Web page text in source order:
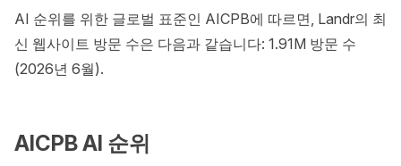
AI 순위를 위한 글로벌 표준인 AICPB에 따르면, Landr의 최
신 웹사이트 방문 수은 다음과 같습니다: 1.91M 방문 수
(2026년 6월).
AICPB AI 순위